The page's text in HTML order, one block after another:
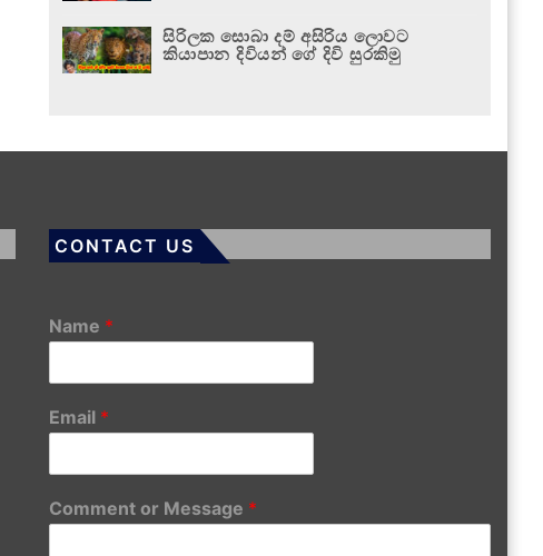
සිරිලක සොබා දම් අසිරිය ලොවට
කියාපාන දිවියන් ගේ දිවි සුරකිමු
CONTACT US
Name *
Email *
Comment or Message *